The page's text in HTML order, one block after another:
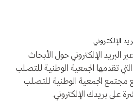
الإلكتروني
الإلكتروني حول الأبحاث
تقدمها الجمعية الوطنية للتصلب
مجتمع الجمعية الوطنية للتصلب
على بريدك الإلكتروني.